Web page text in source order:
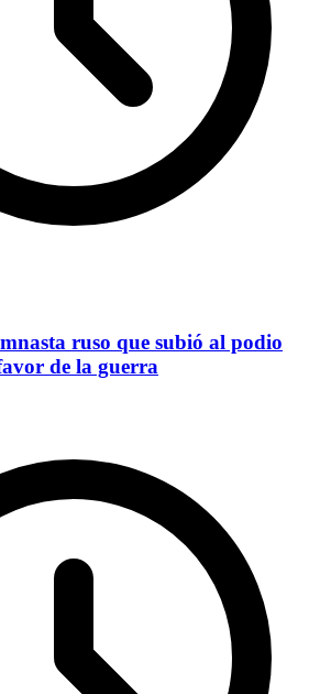
ruso que subió al podio
de la guerra